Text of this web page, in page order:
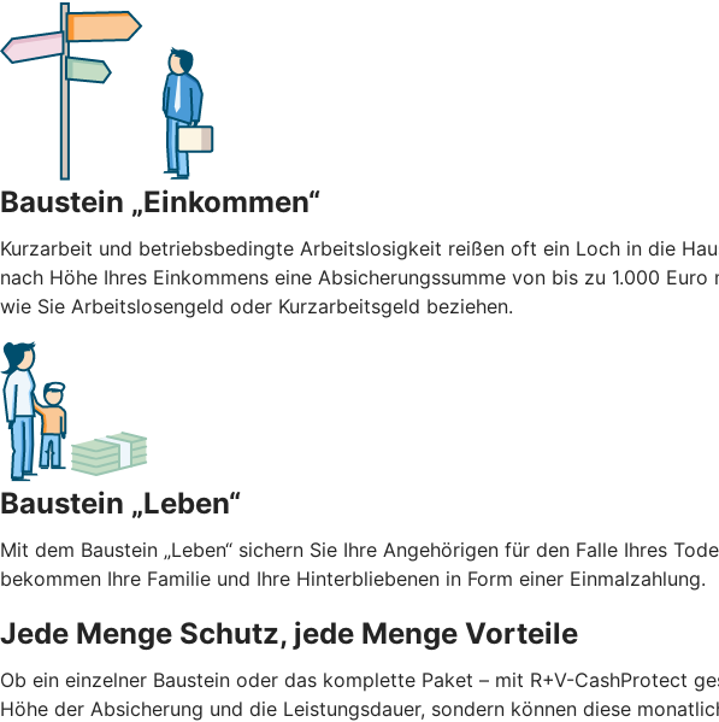
Baustein „Einkommen“
Kurzarbeit und betriebsbedingte Arbeitslosigkeit reißen oft ein Loch in die
nach Höhe Ihres Einkommens eine Absicherungssumme von bis zu 1.000
wie Sie Arbeitslosengeld oder Kurzarbeitsgeld beziehen.
Baustein „Leben“
Mit dem Baustein „Leben“ sichern Sie Ihre Angehörigen für den Falle Ihres
bekommen Ihre Familie und Ihre Hinterbliebenen in Form einer Einmalzahlung.
Jede Menge Schutz, jede Menge Vorteile
Ob ein einzelner Baustein oder das komplette Paket – mit R+V-CashProtect
Höhe der Absicherung und die Leistungsdauer, sondern können diese